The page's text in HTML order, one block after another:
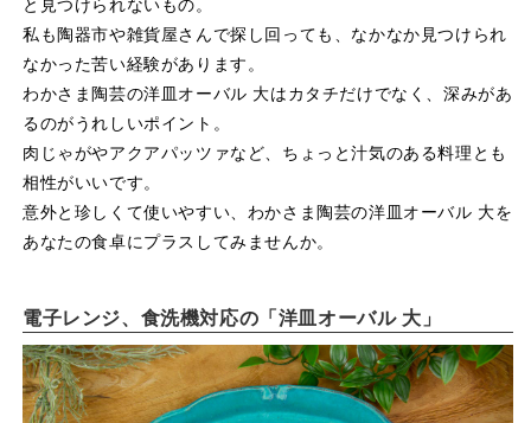
私も陶器市や雑貨屋さんで探し回っても、なかなか見つけられ
なかった苦い経験があります。
わかさま陶芸の洋皿オーバル 大はカタチだけでなく、深みがあ
るのがうれしいポイント。
肉じゃがやアクアパッツァなど、ちょっと汁気のある料理とも
相性がいいです。
意外と珍しくて使いやすい、わかさま陶芸の洋皿オーバル 大を
あなたの食卓にプラスしてみませんか。
電子レンジ、食洗機対応の「洋皿オーバル 大」